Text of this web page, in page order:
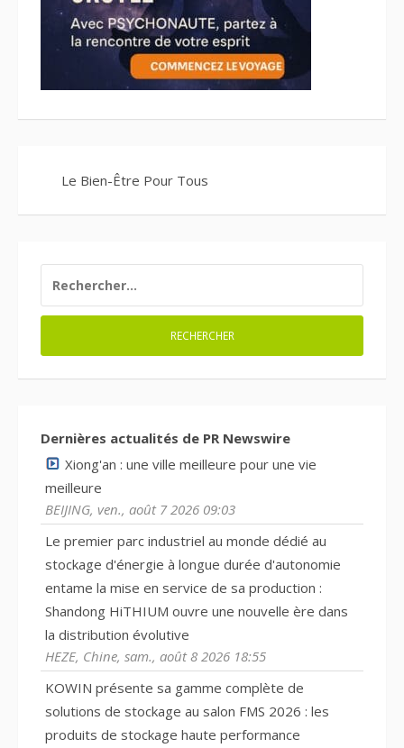
Le Bien-Être Pour Tous
Dernières actualités de PR Newswire
Xiong'an : une ville meilleure pour une vie
meilleure
BEIJING, ven., août 7 2026 09:03
Le premier parc industriel au monde dédié au
stockage d'énergie à longue durée d'autonomie
entame la mise en service de sa production :
Shandong HiTHIUM ouvre une nouvelle ère dans
la distribution évolutive
HEZE, Chine, sam., août 8 2026 18:55
KOWIN présente sa gamme complète de
solutions de stockage au salon FMS 2026 : les
produits de stockage haute performance